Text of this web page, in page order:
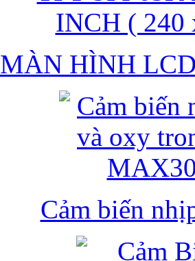
MÀN HÌNH
Cảm biến